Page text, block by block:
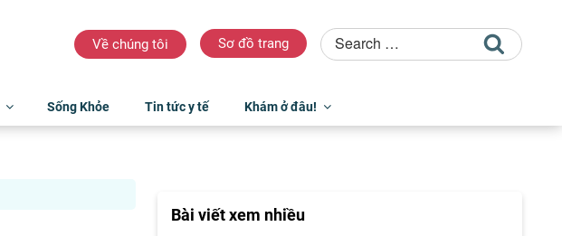
Về chúng tôi Sơ đồ trang
Sống Khỏe Tin tức y tế Khám ở đâu!
Bài viết xem nhiều